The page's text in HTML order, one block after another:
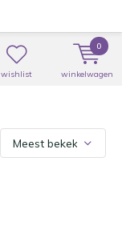
wishlist winkelwagen
0